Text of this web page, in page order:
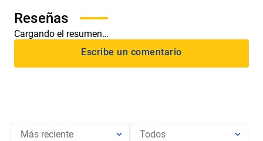
Cargando el resumen…
Más reciente Todos